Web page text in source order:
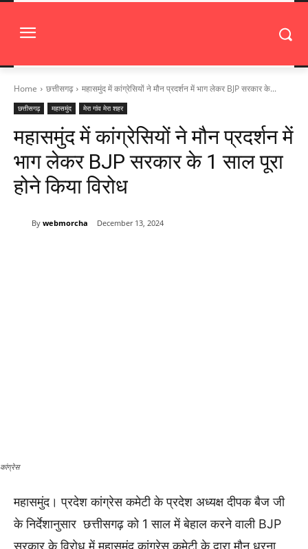
Home छत्तीसगढ़ महासमुंद में कांग्रेसियों ने मौन प्रदर्शन में भाग लेकर BJP सरकार के...
छत्तीसगढ़ महासमुंद मेरा गांव मेरा शहर
महासमुंद में कांग्रेसियों ने मौन प्रदर्शन में
भाग लेकर BJP सरकार के 1 साल पूरा
होने किया विरोध
By webmorcha December 13, 2024
कांग्रेस
महासमुंद। प्रदेश कांग्रेस कमेटी के प्रदेश अध्यक्ष दीपक बैज जी
के निर्देशानुसार छत्तीसगढ़ को 1 साल में बेहाल करने वाली BJP
सरकार के विरोध में महासमुंद कांग्रेस कमेटी के द्वारा मौन धरना